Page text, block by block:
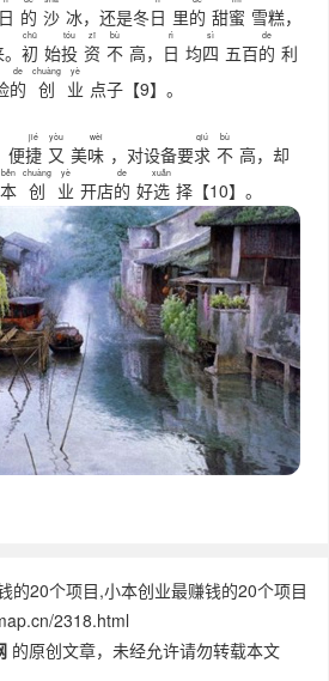
日 的 沙 冰，还是冬日 里的 甜蜜 雪糕，
初
chū
始投
tóu
资
zī
不
bù
高， 日
rì
均四
sì
五百的
de
利
的
de
创
chuàng
业
yè
点子【9】。
便捷
jié
又
yòu
美味
wèi
，对设备要求
qiú
不
bù
高，却
本
běn
创
chuàng
业
yè
开店的
de
好选
xuǎn
择【10】。
的20个项目,小本创业最赚钱的20个项目
2318.html
的原创文章，未经允许请勿转载本文